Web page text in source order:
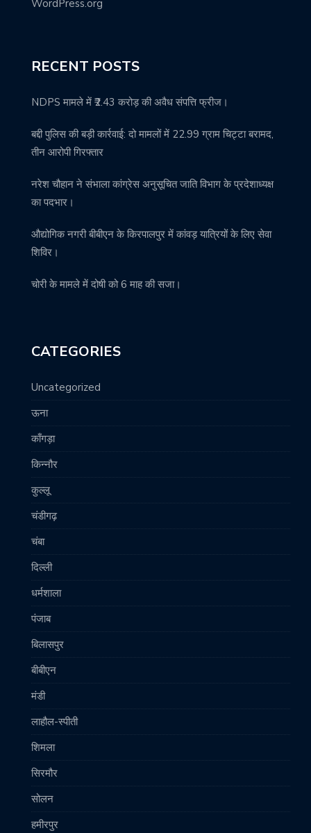
WordPress.org
RECENT POSTS
NDPS मामले में ₹2.43 करोड़ की अवैध संपत्ति फ्रीज।
बद्दी पुलिस की बड़ी कार्रवाई: दो मामलों में 22.99 ग्राम चिट्टा बरामद,
तीन आरोपी गिरफ्तार
नरेश चौहान ने संभाला कांग्रेस अनुसूचित जाति विभाग के प्रदेशाध्यक्ष
का पदभार।
औद्योगिक नगरी बीबीएन के किरपालपुर में कांवड़ यात्रियों के लिए सेवा
शिविर।
चोरी के मामले में दोषी को 6 माह की सजा।
CATEGORIES
Uncategorized
ऊना
काँगड़ा
किन्नौर
कुल्लू
चंडीगढ़
चंबा
दिल्ली
धर्मशाला
पंजाब
बिलासपुर
बीबीएन
मंडी
लाहौल-स्पीती
शिमला
सिरमौर
सोलन
हमीरपुर